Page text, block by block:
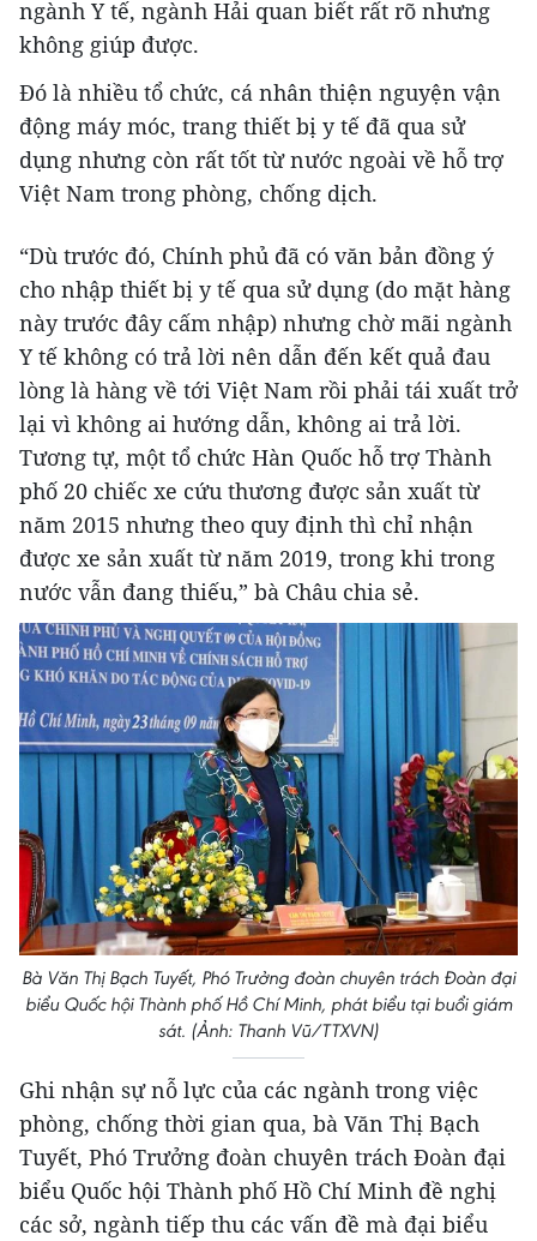
ngành Y tế, ngành Hải quan biết rất rõ nhưng
không giúp được.
Đó là nhiều tổ chức, cá nhân thiện nguyện vận
động máy móc, trang thiết bị y tế đã qua sử
dụng nhưng còn rất tốt từ nước ngoài về hỗ trợ
Việt Nam trong phòng, chống dịch.
“Dù trước đó, Chính phủ đã có văn bản đồng ý
cho nhập thiết bị y tế qua sử dụng (do mặt hàng
này trước đây cấm nhập) nhưng chờ mãi ngành
Y tế không có trả lời nên dẫn đến kết quả đau
lòng là hàng về tới Việt Nam rồi phải tái xuất trở
lại vì không ai hướng dẫn, không ai trả lời.
Tương tự, một tổ chức Hàn Quốc hỗ trợ Thành
phố 20 chiếc xe cứu thương được sản xuất từ
năm 2015 nhưng theo quy định thì chỉ nhận
được xe sản xuất từ năm 2019, trong khi trong
nước vẫn đang thiếu,” bà Châu chia sẻ.
Bà Văn Thị Bạch Tuyết, Phó Trưởng đoàn chuyên trách Đoàn đại
biểu Quốc hội Thành phố Hồ Chí Minh, phát biểu tại buổi giám
sát. (Ảnh: Thanh Vũ/TTXVN)
Ghi nhận sự nỗ lực của các ngành trong việc
phòng, chống thời gian qua, bà Văn Thị Bạch
Tuyết, Phó Trưởng đoàn chuyên trách Đoàn đại
biểu Quốc hội Thành phố Hồ Chí Minh đề nghị
các sở, ngành tiếp thu các vấn đề mà đại biểu